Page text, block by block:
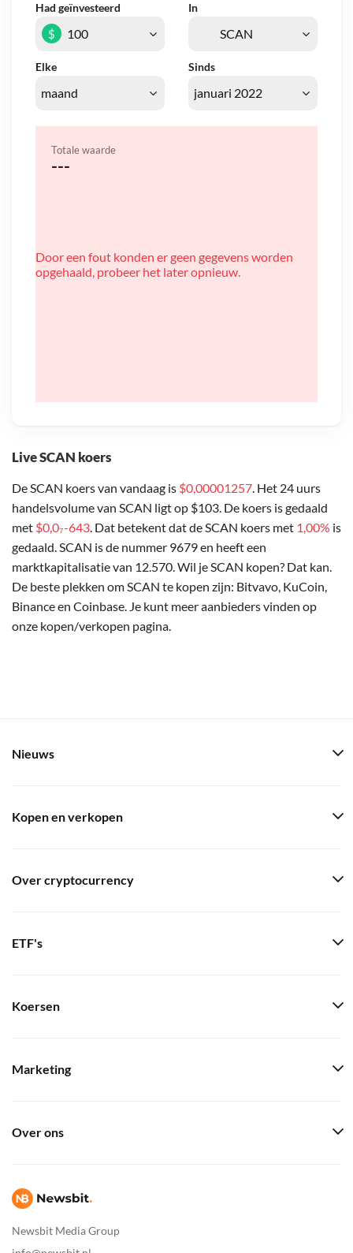
Live SCAN koers
De SCAN koers van vandaag is $0,00001257. Het 24 uurs
handelsvolume van SCAN ligt op $103. De koers is gedaald
met $0,0₇-643. Dat betekent dat de SCAN koers met 1,00% is
gedaald. SCAN is de nummer 9679 en heeft een
marktkapitalisatie van 12.570. Wil je SCAN kopen? Dat kan.
De beste plekken om SCAN te kopen zijn: Bitvavo, KuCoin,
Binance en Coinbase. Je kunt meer aanbieders vinden op
onze kopen/verkopen pagina.
Had geïnvesteerd In
Elke Sinds
$
Totale waarde
---
Door een fout konden er geen gegevens worden
opgehaald, probeer het later opnieuw.
Newsbit Media Group
Nieuws
Kopen en verkopen
Over cryptocurrency
ETF's
Koersen
Marketing
Over ons